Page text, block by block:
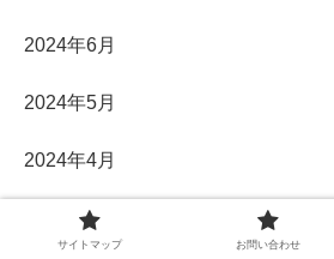
2024年6月
2024年5月
2024年4月
2024年3月
サイトマップ お問い合わせ